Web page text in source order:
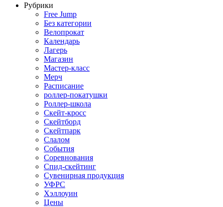
Рубрики
Free Jump
Без категории
Велопрокат
Календарь
Лагерь
Магазин
Мастер-класс
Мерч
Расписание
роллер-покатушки
Роллер-школа
Скейт-кросс
Скейтборд
Скейтпарк
Слалом
События
Соревнования
Спид-скейтинг
Сувенирная продукция
УФРС
Хэллоуин
Цены